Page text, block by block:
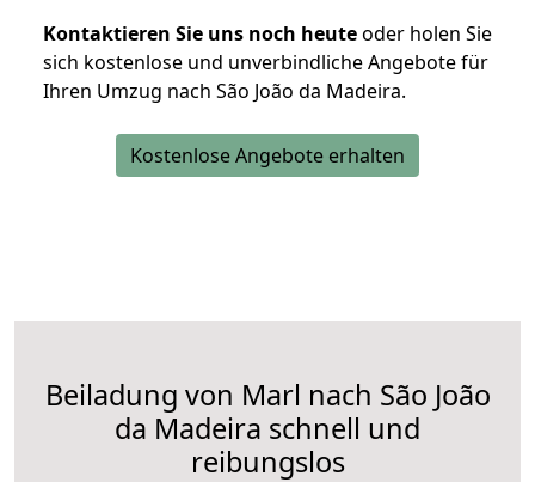
Kontaktieren Sie uns noch heuteoder holen Sie
sich kostenlose und unverbindliche Angebote für
Ihren Umzug nach São João da Madeira.
Kostenlose Angebote erhalten
Beiladung von Marl nach São João
da Madeira schnell und
reibungslos